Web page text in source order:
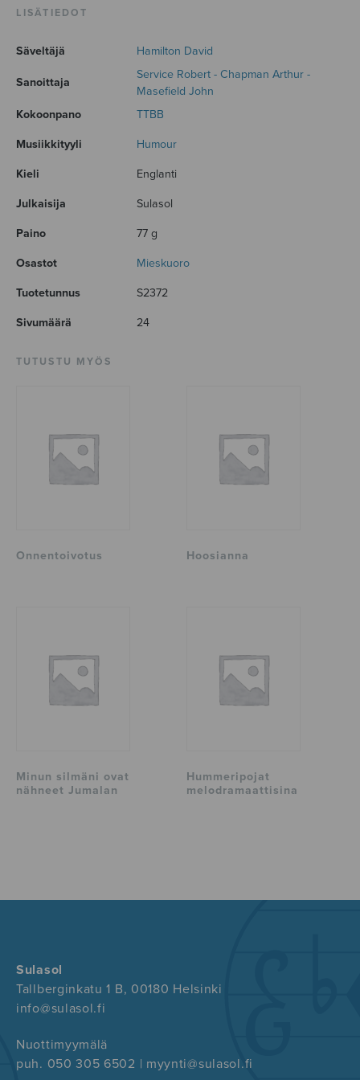
LISÄTIEDOT
Säveltäjä Hamilton David
Sanoittaja
Service Robert - Chapman Arthur -
Masefield John
Kokoonpano
TTBB
Musiikkityyli Humour
Kieli Englanti
Julkaisija Sulasol
Paino 77 g
Osastot Mieskuoro
Tuotetunnus S2372
Sivumäärä 24
TUTUSTU MYÖS
Onnentoivotus Hoosianna
Minun silmäni ovat
nähneet Jumalan
Hummeripojat
melodramaattisina
Sulasol
Tallberginkatu 1 B, 00180 Helsinki
info@sulasol.fi
Nuottimyymälä
puh. 050 305 6502 | myynti@sulasol.fi